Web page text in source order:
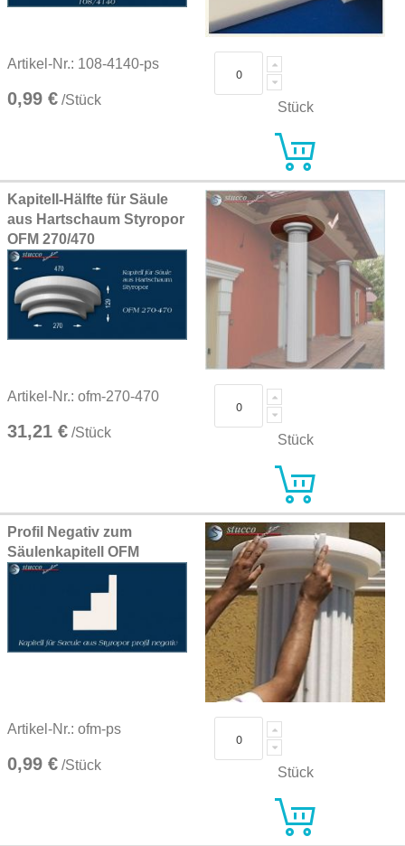
Artikel-Nr.: 108-4140-ps
0,99 € /Stück Stück
Kapitell-Hälfte für Säule
aus Hartschaum Styropor
OFM 270/470
Artikel-Nr.: ofm-270-470
31,21 € /Stück Stück
Profil Negativ zum
Säulenkapitell OFM
Artikel-Nr.: ofm-ps
0,99 € /Stück Stück